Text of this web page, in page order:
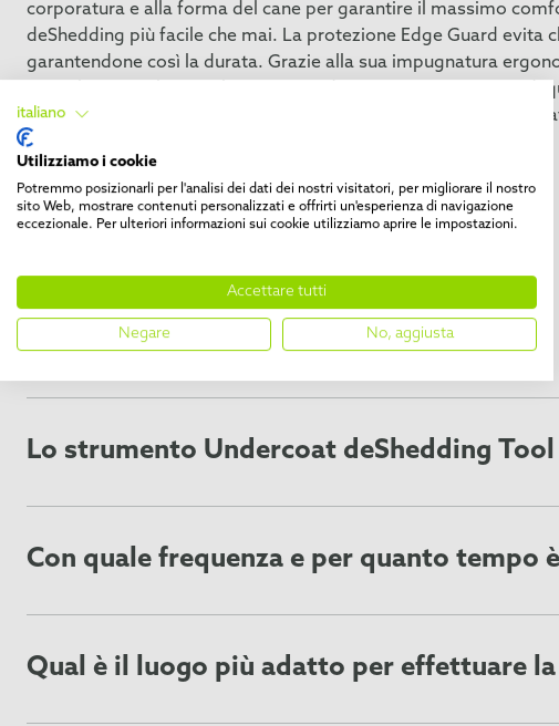
corporatura e alla forma del cane per garantire il massimo
deShedding più facile che mai. La protezione Edge Guard
garantendone così la durata. Grazie alla sua impugnatura
animali, ma anche per chi se ne prende cura. Uno strumento
morto rispetto a una spazzola o a un pettine normale. Per
aumentare la frequenza di utilizzo durante il periodo della
a casa.
DOMANDE FREQUENTI
Lo strumento Undercoat deShedding
razze feline
per scoprire se FURminator Undercoat
Con quale frequenza e per quanto tempo
frequenza di utilizzo. Il design ricurvo dello strumento è stato
dell'animale senza affondarvi.
Qual è il luogo più adatto per effettuare
italiano
Utilizziamo i cookie
Potremmo posizionarli per l'analisi dei dati dei nostri visitatori, per migliorare il nostro
sito Web, mostrare contenuti personalizzati e offrirti un'esperienza di navigazione
eccezionale. Per ulteriori informazioni sui cookie utilizziamo aprire le impostazioni.
Accettare tutti
Negare No, aggiusta